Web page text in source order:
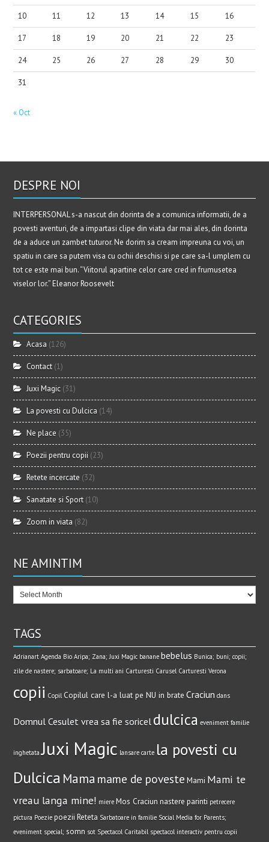
10 11 12 13 14 15 16
17 18 19 20 21 22 23
24 25 26 27 28 29 30
31
« Oct
DESPRE NOI
INTERPERSONAL s-a nascut din dorinta de a comunica informatii, de a
povesti aventuri, de a impartasi clipe din viata dar mai ales, din dorinta
de a aduce un zambet tuturor. Ne dorim sa cream impreuna cu voi, un
spatiu in care sa putem visa cu ochii deschisi si pe care sa-l umplem cu
tot ce este mai bun. “Viitorul apartine celor care cred in frumusetea
viselor lor.” Eleanor Roosevelt
CATEGORIES
Acasa (126)
Contact (1)
Juxi Magic (31)
La povesti cu Dulcica (14)
Ne place (35)
Poezii pentru copii (23)
Retete incercate (32)
Sanatate si Sport (10)
Zoom in viata (82)
NE AMINTIM
TAGS
Adrianart Agenda Bio Aripa; Zana; Juxi Magic banane bebelus Bunica; buni; copii;
zile de nastere; sarbatoare; La multi ani Carturesti Carusel Carturesti Verona
copii Copil Copilul care l-a luat pe NU in brate Craciun dans
Domnul Cesulet vrea sa fie soricel dulcica eveniment familie
inghetata Juxi Magic lansare carte la povesti cu
Dulcica Mama mame de poveste Mami Mami te
vreau langa mine! miere Mos Craciun nastere parinti petrecere
pictura Poezie poezii Reteta Sarbatoare in familie Social Media for Parents;
eveniment special; somn sot Spectacol Caritabil spectacol interactiv pentru copii